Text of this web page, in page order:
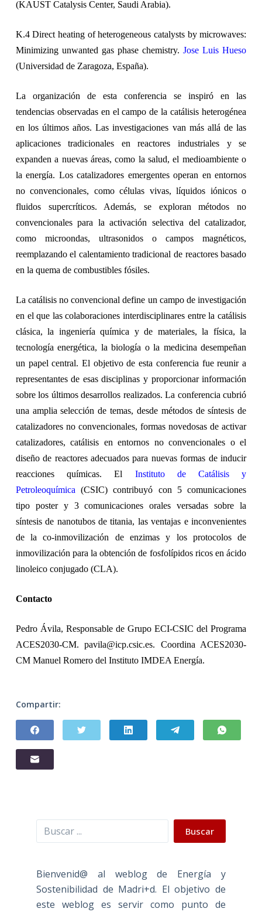
(KAUST Catalysis Center, Saudi Arabia).
K.4 Direct heating of heterogeneous catalysts by microwaves:
Minimizing unwanted gas phase chemistry.Jose Luis Hueso
(Universidad de Zaragoza, España).
La organización de esta conferencia se inspiró en las
tendencias observadas en el campo de la catálisis heterogénea
en los últimos años. Las investigaciones van más allá de las
aplicaciones tradicionales en reactores industriales y se
expanden a nuevas áreas, como la salud, el medioambiente o
la energía. Los catalizadores emergentes operan en entornos
no convencionales, como células vivas, líquidos iónicos o
fluidos supercríticos. Además, se exploran métodos no
convencionales para la activación selectiva del catalizador,
como microondas, ultrasonidos o campos magnéticos,
reemplazando el calentamiento tradicional de reactores basado
en la quema de combustibles fósiles.
La catálisis no convencional define un campo de investigación
en el que las colaboraciones interdisciplinares entre la catálisis
clásica, la ingeniería química y de materiales, la física, la
tecnología energética, la biología o la medicina desempeñan
un papel central. El objetivo de esta conferencia fue reunir a
representantes de esas disciplinas y proporcionar información
sobre los últimos desarrollos realizados. La conferencia cubrió
una amplia selección de temas, desde métodos de síntesis de
catalizadores no convencionales, formas novedosas de activar
catalizadores, catálisis en entornos no convencionales o el
diseño de reactores adecuados para nuevas formas de inducir
reacciones químicas. El Instituto de Catálisis y
Petroleoquímica (CSIC) contribuyó con 5 comunicaciones
tipo poster y 3 comunicaciones orales versadas sobre la
síntesis de nanotubos de titania, las ventajas e inconvenientes
de la co-inmovilización de enzimas y los protocolos de
inmovilización para la obtención de fosfolípidos ricos en ácido
linoleico conjugado (CLA).
Contacto
Pedro Ávila, Responsable de Grupo ECI-CSIC del Programa
ACES2030-CM. pavila@icp.csic.es. Coordina ACES2030-
CM Manuel Romero del Instituto IMDEA Energía.
Compartir:
Buscar Buscar
Bienvenid@ al weblog de Energía y
Sostenibilidad de Madri+d. El objetivo de
este weblog es servir como punto de